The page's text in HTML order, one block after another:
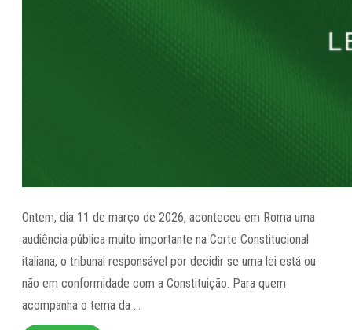
Ontem, dia 11 de março de 2026, aconteceu em Roma uma
audiência pública muito importante na Corte Constitucional
italiana, o tribunal responsável por decidir se uma lei está ou
não em conformidade com a Constituição. Para quem
acompanha o tema da …